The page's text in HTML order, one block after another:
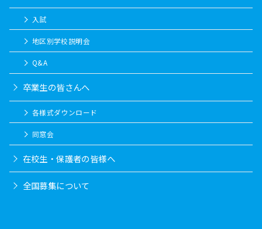
入試
地区別学校説明会
Q&A
卒業生の皆さんへ
各様式ダウンロード
同窓会
在校生・保護者の皆様へ
全国募集について